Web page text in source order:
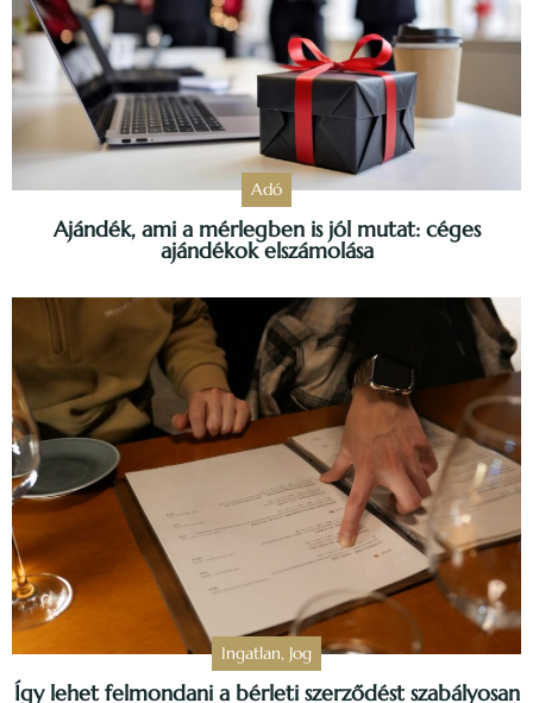
Adó
Ajándék, ami a mérlegben is jól mutat: céges
ajándékok elszámolása
Ingatlan, Jog
Így lehet felmondani a bérleti szerződést szabályosan